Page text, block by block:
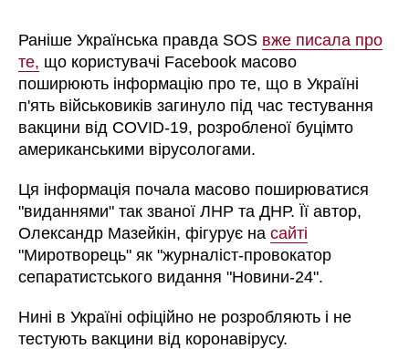
Раніше Українська правда SOS вже писала про
те, що користувачі Facebook масово
поширюють інформацію про те, що в Україні
п'ять військовиків загинуло під час тестування
вакцини від COVID-19, розробленої буцімто
американськими вірусологами.
Ця інформація почала масово поширюватися
"виданнями" так званої ЛНР та ДНР. Її автор,
Олександр Мазейкін, фігурує насайті
"Миротворець" як "журналіст-провокатор
сепаратистського видання "Новини-24".
Нині в Україні офіційно не розробляють і не
тестують вакцини від коронавірусу.